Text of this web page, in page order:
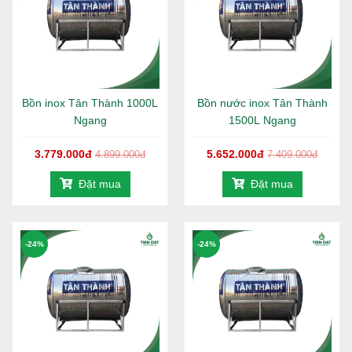
Bồn inox Tân Thành 1000L
Ngang
3.779.000đ 4.899.000đ
Đặt mua
Bồn nước inox Tân Thành
1500L Ngang
5.652.000đ 7.409.000đ
Đặt mua
-24% -24%